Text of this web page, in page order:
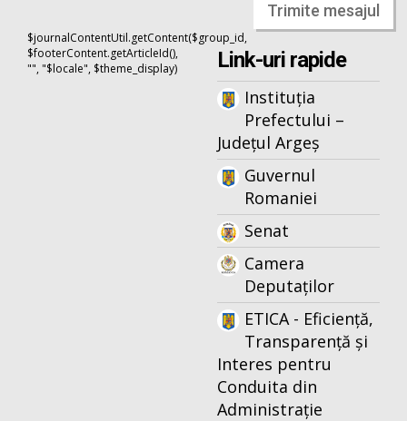
Trimite mesajul
$journalContentUtil.getContent($group_id,
$footerContent.getArticleId(),
"", "$locale", $theme_display)
Link-uri rapide
Instituția
Prefectului –
Județul Argeș
Guvernul
Romaniei
Senat
Camera
Deputaților
ETICA - Eficiență,
Transparență și
Interes pentru
Conduita din
Administrație